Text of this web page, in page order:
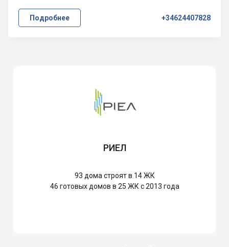
Подробнее +34624407828
РИЕЛ
93 дома строят в 14 ЖК
46 готовых домов в 25 ЖК с 2013 года